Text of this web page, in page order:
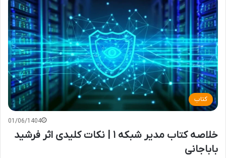
کتاب
01/06/1404
خلاصه کتاب مدیر شبکه ۱ | نکات کلیدی اثر فرشید
باباجانی